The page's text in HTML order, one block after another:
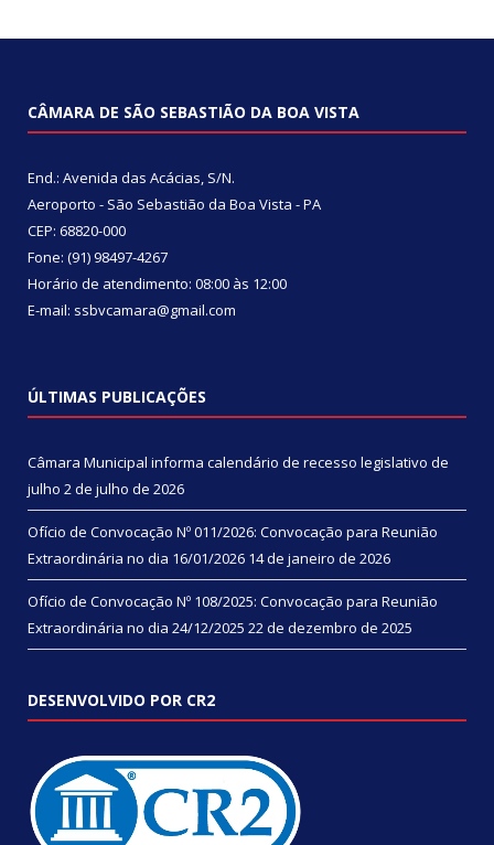
CÂMARA DE SÃO SEBASTIÃO DA BOA VISTA
End.: Avenida das Acácias, S/N.
Aeroporto - São Sebastião da Boa Vista - PA
CEP: 68820-000
Fone: (91) 98497-4267
Horário de atendimento: 08:00 às 12:00
E-mail: ssbvcamara@gmail.com
ÚLTIMAS PUBLICAÇÕES
Câmara Municipal informa calendário de recesso legislativo de
julho 2 de julho de 2026
Ofício de Convocação Nº 011/2026: Convocação para Reunião
Extraordinária no dia 16/01/2026 14 de janeiro de 2026
Ofício de Convocação Nº 108/2025: Convocação para Reunião
Extraordinária no dia 24/12/2025 22 de dezembro de 2025
DESENVOLVIDO POR CR2